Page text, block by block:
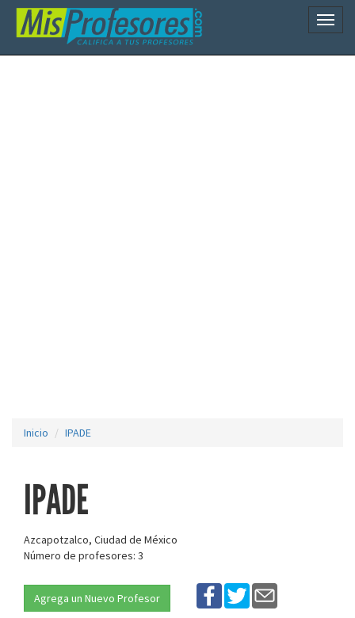
Inicio IPADE
IPADE
Azcapotzalco, Ciudad de México
Número de profesores: 3
Agrega un Nuevo Profesor